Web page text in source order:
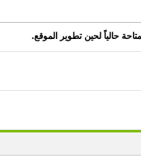
حالياً لحين تطوير الموقع.